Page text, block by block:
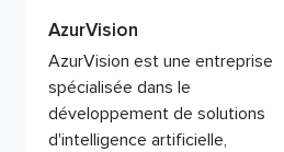
AzurVision
AzurVision est une entreprise
spécialisée dans le
développement de solutions
d'intelligence artificielle,